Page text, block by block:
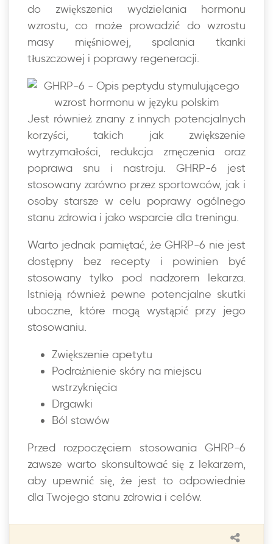
do zwiększenia wydzielania hormonu
wzrostu, co może prowadzić do wzrostu
masy mięśniowej, spalania tkanki
tłuszczowej i poprawy regeneracji.
Jest również znany z innych potencjalnych
korzyści, takich jak zwiększenie
wytrzymałości, redukcja zmęczenia oraz
poprawa snu i nastroju. GHRP-6 jest
stosowany zarówno przez sportowców, jak i
osoby starsze w celu poprawy ogólnego
stanu zdrowia i jako wsparcie dla treningu.
Warto jednak pamiętać, że GHRP-6 nie jest
dostępny bez recepty i powinien być
stosowany tylko pod nadzorem lekarza.
Istnieją również pewne potencjalne skutki
uboczne, które mogą wystąpić przy jego
stosowaniu.
Zwiększenie apetytu
Podrażnienie skóry na miejscu
wstrzyknięcia
Drgawki
Ból stawów
Przed rozpoczęciem stosowania GHRP-6
zawsze warto skonsultować się z lekarzem,
aby upewnić się, że jest to odpowiednie
dla Twojego stanu zdrowia i celów.